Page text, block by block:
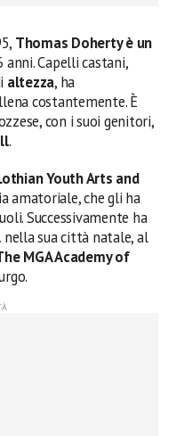
Thomas Doherty è un
anni. Capelli castani,
altezza, ha
costantemente. È
con i suoi genitori,
.
Youth Arts and
amatoriale, che gli ha
Successivamente ha
nella sua città natale, al
MGA Academy of